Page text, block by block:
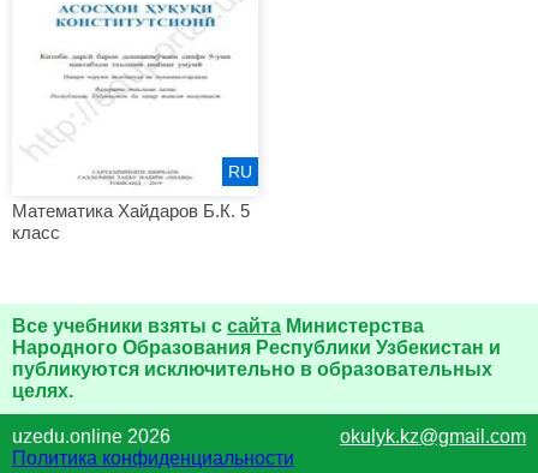
Математика Хайдаров Б.К. 5
класс
RU
Все учебники взяты с сайта Министерства
Народного Образования Республики Узбекистан и
публикуются исключительно в образовательных
целях.
uzedu.online 2026
okulyk.kz@gmail.com
Политика конфиденциальности